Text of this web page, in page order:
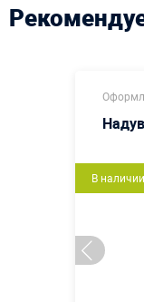
В наличии